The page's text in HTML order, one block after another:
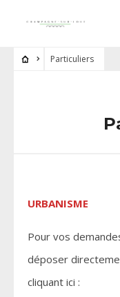
Particuliers
URBANISME
Pour vos
déposer
cliquant ici :